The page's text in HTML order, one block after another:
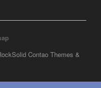
Contao Themes &